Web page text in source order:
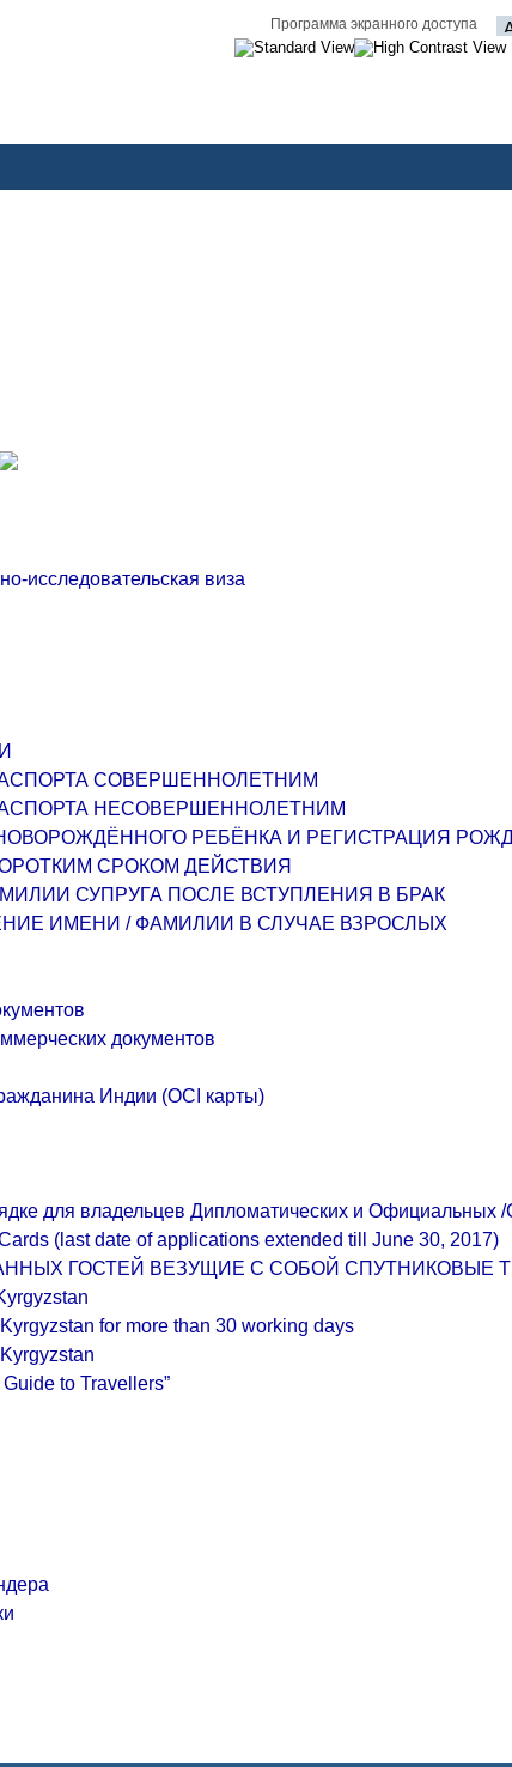
Программа экранного доступа
исследовательская виза
СОВЕРШЕННОЛЕТНИМ
НЕСОВЕРШЕННОЛЕТНИМ
РЕБЁНКА И РЕГИСТРАЦИЯ
СРОКОМ ДЕЙСТВИЯ
СУПРУГА ПОСЛЕ ВСТУПЛЕНИЯ В БРАК
ИМЕНИ / ФАМИЛИИ В СЛУЧАЕ ВЗРОСЛЫХ
документов
Индии (OCI карты)
для владельцев Дипломатических и Официальных
(last date of applications extended till June 30, 2017)
ГОСТЕЙ ВЕЗУЩИЕ С СОБОЙ СПУТНИКОВЫЕ
for more than 30 working days
to Travellers”